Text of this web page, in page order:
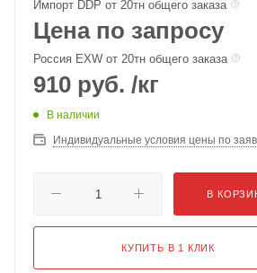
Импорт DDP от 20тн общего заказа
Цена по запросу
Россия EXW от 20тн общего заказа
910 руб. /кг
В наличии
Индивидуальные условия цены по
В
КУПИТЬ В 1 КЛИК